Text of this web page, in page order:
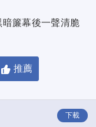
簾幕後一聲清脆
推薦
下載